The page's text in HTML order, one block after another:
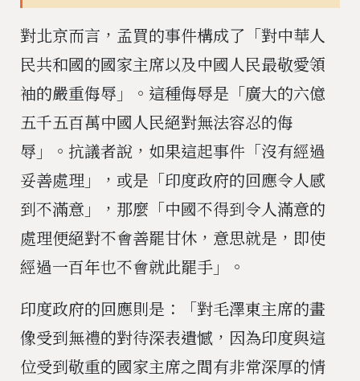
對北京而言，孟買的事件構成了「對中華人
民共和國的國家主席以及中國人民最敬愛領
袖的嚴重侮辱」。這種侮辱是「廣大的六億
五千五百萬中國人民絕對無法容忍的侮
辱」。抗議者說，如果這起事件「沒有經過
妥善處理」，或是「印度政府的回應令人感
到不滿意」，那麼「中國不得到令人滿意的
處理便絕對不會善罷甘休，意思就是，即使
經過一百年也不會就此罷手」。
印度政府的回應則是：「對毛澤東主席的畫
像受到無禮的對待深表遺憾，因為印度與這
位受到敬重的國家主席之間有非常深厚的情